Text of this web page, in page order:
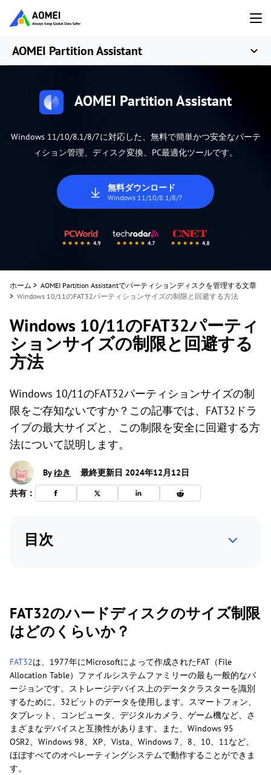
AOMEI Partition Assistant
AOMEI Partition Assistant
Windows 11/10/8.1/8/7に対応した、無料で簡単かつ安全なパーテ
ィション管理、ディスク変換、PC最適化ツールです。
無料ダウンロード
Windows 11/10/8.1/8/7
ホーム > AOMEI Partition Assistantでパーティションディスクを管理する文章
> Windows 10/11のFAT32パーティションサイズの制限と回避する方法
Windows 10/11のFAT32パーティ
ションサイズの制限と回避する
方法
Windows 10/11のFAT32パーティションサイズの制
限をご存知ないですか？この記事では、FAT32ドラ
イブの最大サイズと、この制限を安全に回避する方
法について説明します。
By ゆき
最終更新日 2024年12月12日
共有：
目次
FAT32のハードディスクのサイズ制限
はどのくらいか？
FAT32は、1977年にMicrosoftによって作成されたFAT（File
Allocation Table）ファイルシステムファミリーの最も一般的なバ
ージョンです。ストレージデバイス上のデータクラスターを識別
するために、32ビットのデータを使用します。スマートフォン、
タブレット、コンピュータ、デジタルカメラ、ゲーム機など、さ
まざまなデバイスと互換性があります。また、Windows 95
OSR2、Windows 98、XP、Vista、Windows 7、8、10、11など、
ほぼすべてのオペレーティングシステムで動作することができま
す。